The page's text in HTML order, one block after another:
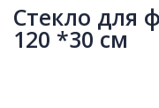
Стекло для
120 *30 см